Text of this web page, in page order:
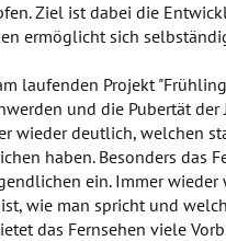
Ziel ist dabei die
ermöglicht sich
laufenden Projekt
und die Pubertät
wieder deutlich, welchen
haben. Besonders das
ein. Immer
wie man spricht und
das Fernsehen viele